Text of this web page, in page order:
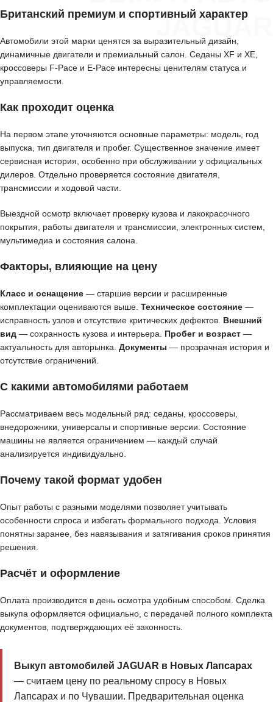
JAGUAR
Британский премиум и спортивный характер
Автомобили этой марки ценятся за выразительный дизайн,
динамичные двигатели и премиальный салон. Седаны XF и XE,
кроссоверы F-Pace и E-Pace интересны ценителям статуса и
управляемости.
Как проходит оценка
На первом этапе уточняются основные параметры: модель, год
выпуска, тип двигателя и пробег. Существенное значение имеет
сервисная история, особенно при обслуживании у официальных
дилеров. Отдельно проверяется состояние двигателя,
трансмиссии и ходовой части.
Выездной осмотр включает проверку кузова и лакокрасочного
покрытия, работы двигателя и трансмиссии, электронных систем,
мультимедиа и состояния салона.
Факторы, влияющие на цену
Класс и оснащение — старшие версии и расширенные
комплектации оцениваются выше. Техническое состояние —
исправность узлов и отсутствие критических дефектов. Внешний
вид — сохранность кузова и интерьера. Пробег и возраст —
актуальность для авторынка. Документы — прозрачная история и
отсутствие ограничений.
С какими автомобилями работаем
Рассматриваем весь модельный ряд: седаны, кроссоверы,
внедорожники, универсалы и спортивные версии. Состояние
машины не является ограничением — каждый случай
анализируется индивидуально.
Почему такой формат удобен
Опыт работы с разными моделями позволяет учитывать
особенности спроса и избегать формального подхода. Условия
понятны заранее, без навязывания и затягивания сроков принятия
решения.
Расчёт и оформление
Оплата производится в день осмотра удобным способом. Сделка
выкупа оформляется официально, с передачей полного комплекта
документов, подтверждающих её законность.
Выкуп автомобилей JAGUAR в Новых Лапсарах
— считаем цену по реальному спросу в Новых
Лапсарах и по Чувашии. Предварительная оценка